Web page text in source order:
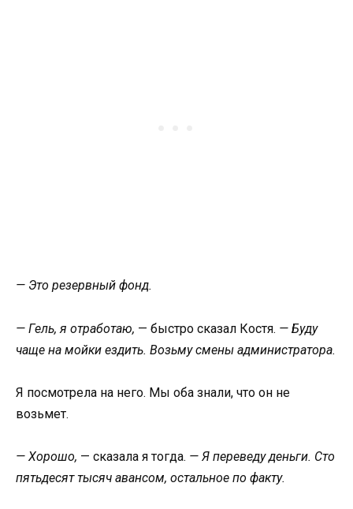
— Это резервный фонд.
— Гель, я отработаю, — быстро сказал Костя. — Буду
чаще на мойки ездить. Возьму смены администратора.
Я посмотрела на него. Мы оба знали, что он не
возьмет.
— Хорошо, — сказала я тогда. — Я переведу деньги. Сто
пятьдесят тысяч авансом, остальное по факту.